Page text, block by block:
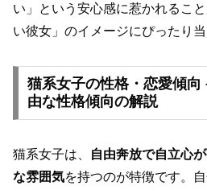
い」という安心感に惹かれるこ
い彼女」のイメージにぴったり
猫系女子の性格・恋愛傾向
由な性格傾向の解説
猫系女子は、
自由奔放で自立心
な雰囲気を持つのが特徴です。